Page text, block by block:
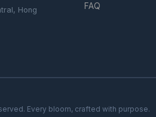
Hong
FAQ
Every bloom, crafted with purpose.